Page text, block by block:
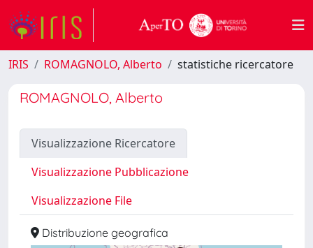
IRIS ROMAGNOLO, Alberto statistiche ricercatore
ROMAGNOLO, Alberto
Visualizzazione Ricercatore
Visualizzazione Pubblicazione
Visualizzazione File
Distribuzione geografica